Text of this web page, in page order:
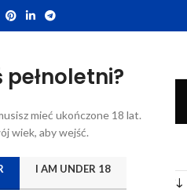
pełnoletni?
mieć ukończone 18 lat.
wiek, aby wejść.
I AM UNDER 18
/Rueda